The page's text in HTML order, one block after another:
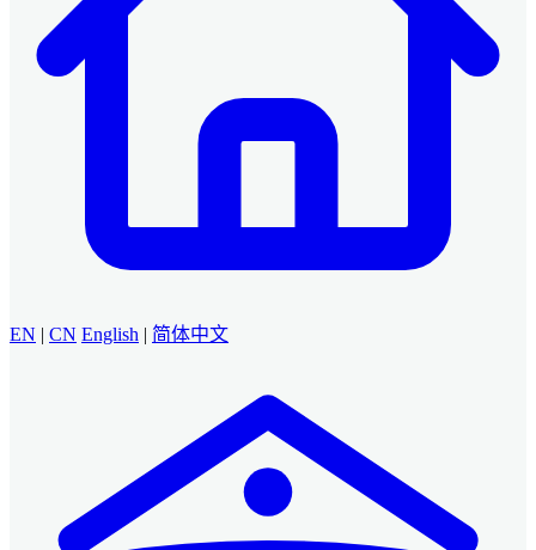
EN | CN English | 简体中文